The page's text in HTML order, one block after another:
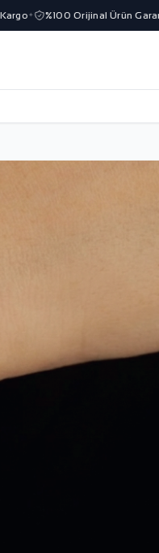
%100 Orijinal Ürün Garantisi✦